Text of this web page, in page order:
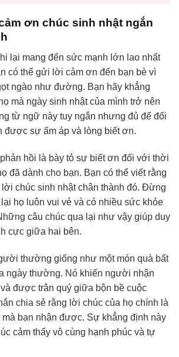
ơn chúc sinh nhật ngắn
lại mang đến sức mạnh lớn lao nhất
có thể gửi lời cảm ơn đến bạn bè vì
ngào như đường. Bạn hãy khẳng
mà ngày sinh nhật của mình trở nên
từ ngữ này tuy ngắn nhưng đủ để đối
được sự ấm áp và lòng biết ơn.
hồi là bày tỏ sự biết ơn đối với thời
đã dành cho bạn. Bạn có thể viết rằng
chúc sinh nhật chân thành đó. Đừng
họ luôn vui vẻ và có nhiều sức khỏe
câu chúc qua lại như vậy giúp duy
cực giữa hai bên.
thường giống như một món quà bất
ngày thường. Nó khiến người nhận
được trân quý giữa bộn bề cuộc
chia sẻ rằng lời chúc của họ chính là
mà bạn nhận được. Sự khẳng định này
cảm thấy vô cùng hạnh phúc và tự